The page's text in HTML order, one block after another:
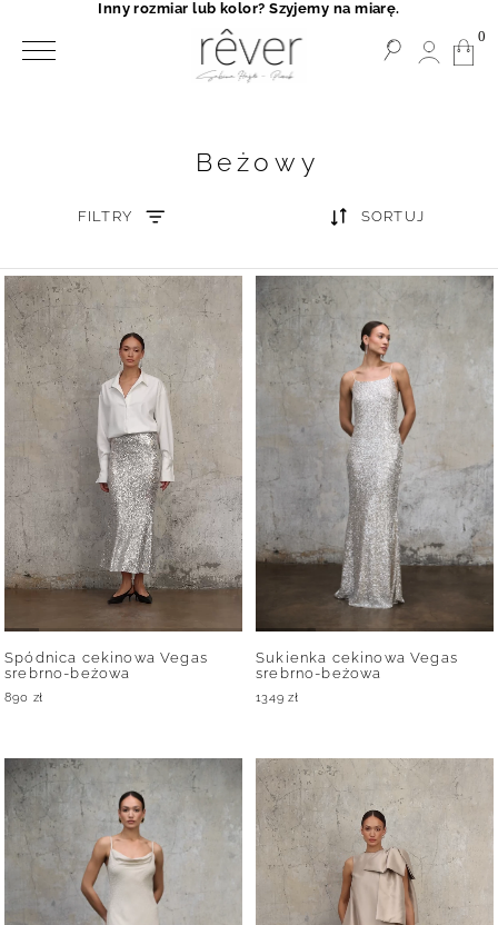
Beżowy
FILTRY SORTUJ
Spódnica cekinowa Vegas
srebrno-beżowa
890 zł
Sukienka cekinowa Vegas
srebrno-beżowa
1349zł
0
Inny rozmiar lub kolor? Szyjemy na miarę.